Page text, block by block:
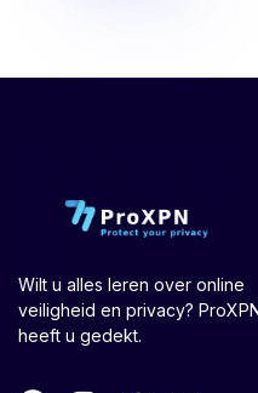
Wilt u alles leren over online
veiligheid en privacy?
heeft u gedekt.